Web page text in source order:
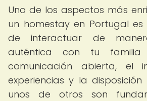
Uno de los aspectos más
un homestay en Portugal
de interactuar de
auténtica con tu familia
comunicación abierta, el
experiencias y la
unos de otros son